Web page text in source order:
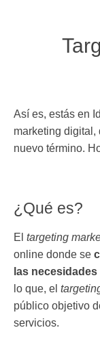
Así es, estás en
marketing digital,
nuevo término.
¿Qué es?
El targeting
online donde se
las necesidades
lo que, el
público objetivo
servicios.